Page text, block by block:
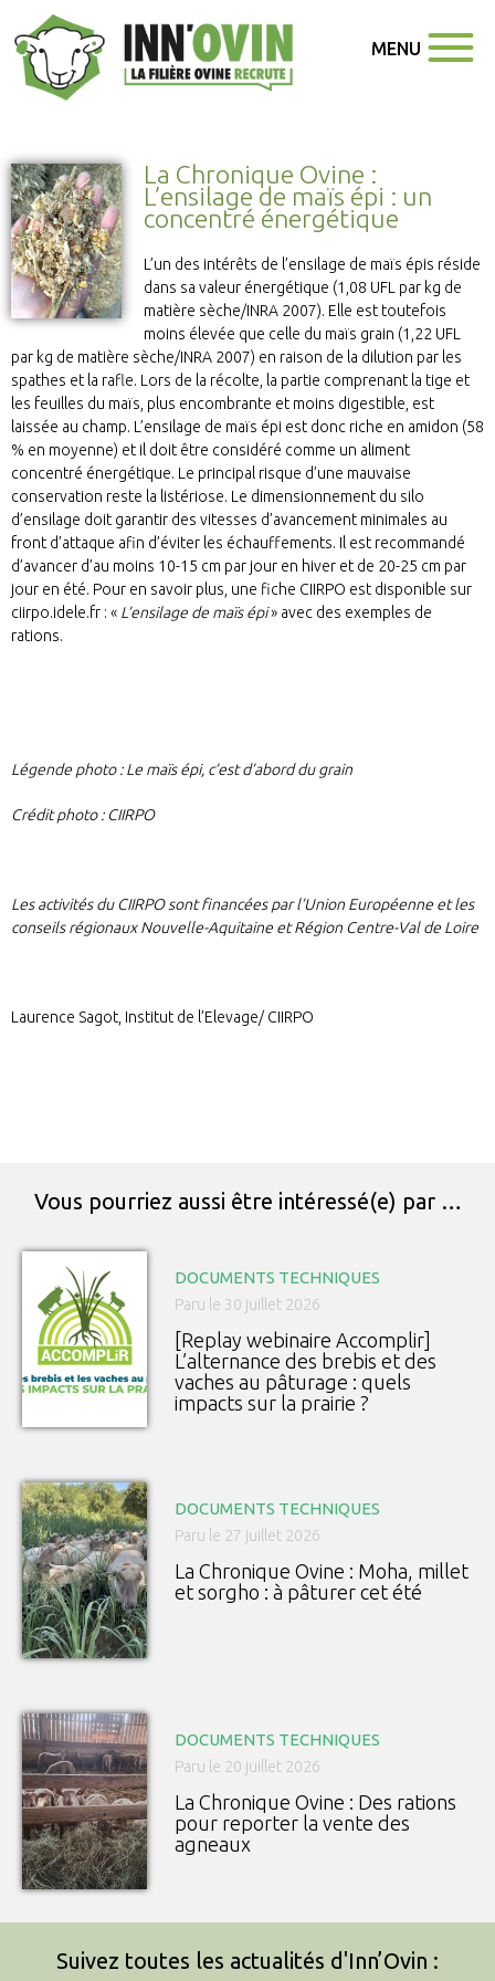
MENU
La Chronique Ovine :
L’ensilage de maïs épi : un
concentré énergétique
L’un des intérêts de l’ensilage de maïs épis réside
dans sa valeur énergétique (1,08 UFL par kg de
matière sèche/INRA 2007). Elle est toutefois
moins élevée que celle du maïs grain (1,22 UFL
par kg de matière sèche/INRA 2007) en raison de la dilution par les
spathes et la rafle. Lors de la récolte, la partie comprenant la tige et
les feuilles du maïs, plus encombrante et moins digestible, est
laissée au champ. L’ensilage de maïs épi est donc riche en amidon (58
% en moyenne) et il doit être considéré comme un aliment
concentré énergétique. Le principal risque d’une mauvaise
conservation reste la listériose. Le dimensionnement du silo
d’ensilage doit garantir des vitesses d’avancement minimales au
front d’attaque afin d’éviter les échauffements. Il est recommandé
d’avancer d’au moins 10-15 cm par jour en hiver et de 20-25 cm par
jour en été. Pour en savoir plus, une fiche CIIRPO est disponible sur
ciirpo.idele.fr : « L’ensilage de maïs épi» avec des exemples de
rations.
Légende photo :Le maïs épi, c’est d’abord du grain
Crédit photo : CIIRPO
Les activités du CIIRPO sont financées par l’Union Européenne et les
conseils régionaux Nouvelle-Aquitaine et Région Centre-Val de Loire
Laurence Sagot, Institut de l’Elevage/ CIIRPO
Vous pourriez aussi être intéressé(e) par …
DOCUMENTS TECHNIQUES
Paru le 30 juillet 2026
[Replay webinaire Accomplir]
L’alternance des brebis et des
vaches au pâturage : quels
impacts sur la prairie ?
DOCUMENTS TECHNIQUES
Paru le 27 juillet 2026
La Chronique Ovine : Moha, millet
et sorgho : à pâturer cet été
DOCUMENTS TECHNIQUES
Paru le 20 juillet 2026
La Chronique Ovine : Des rations
pour reporter la vente des
agneaux
Suivez toutes les actualités d'Inn’Ovin :